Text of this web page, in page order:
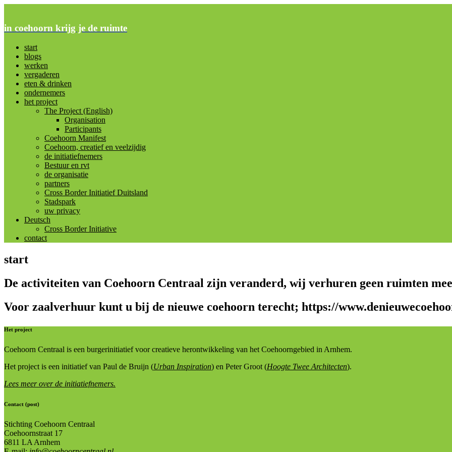
in coehoorn krijg je de ruimte
start
blogs
werken
vergaderen
eten & drinken
ondernemers
het project
The Project (English)
Organisation
Participants
Coehoorn Manifest
Coehoorn, creatief en veelzijdig
de initiatiefnemers
Bestuur en rvt
de organisatie
partners
Cross Border Initiatief Duitsland
Stadspark
uw privacy
Deutsch
Cross Border Initiative
contact
start
De activiteiten van Coehoorn Centraal zijn veranderd, wij verhuren geen ruimten
Voor zaalverhuur kunt u bij de nieuwe coehoorn terecht; https://
Het project
Coehoorn Centraal is een burgerinitiatief voor creatieve herontwikkeling van het Coehoorngebied in Arnhem.
Het project is een initiatief van Paul de Bruijn (Urban Inspiration) en Peter Groot (Hoogte Twee Architecten).
Lees meer over de initiatiefnemers.
Contact (post)
Stichting Coehoorn Centraal
Coehoornstraat 17
6811 LA Arnhem